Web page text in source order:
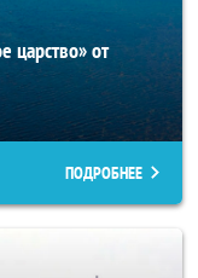
царство» от
ПОДРОБНЕЕ